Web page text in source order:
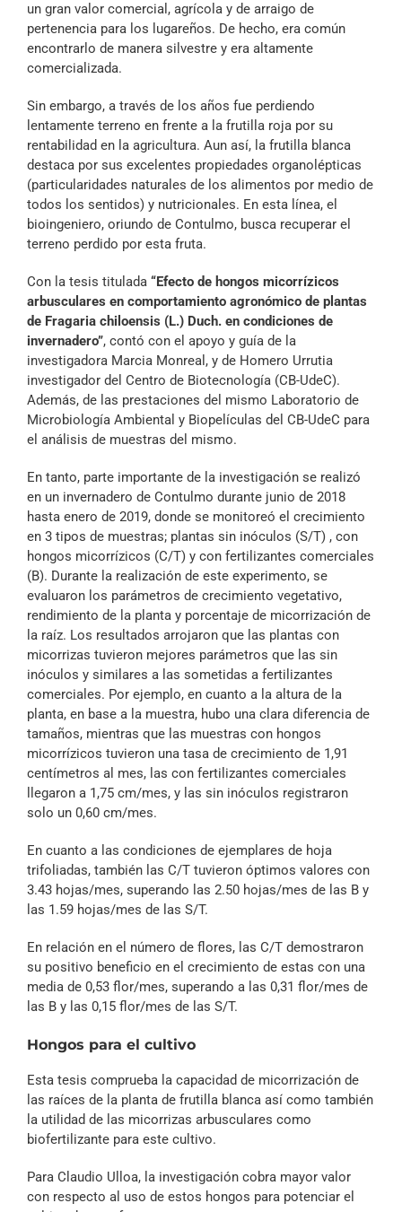
un gran valor comercial, agrícola y de arraigo de
pertenencia para los lugareños. De hecho, era común
encontrarlo de manera silvestre y era altamente
comercializada.
Sin embargo, a través de los años fue perdiendo
lentamente terreno en frente a la frutilla roja por su
rentabilidad en la agricultura. Aun así, la frutilla blanca
destaca por sus excelentes propiedades organolépticas
(particularidades naturales de los alimentos por medio de
todos los sentidos) y nutricionales. En esta línea, el
bioingeniero, oriundo de Contulmo, busca recuperar el
terreno perdido por esta fruta.
Con la tesis titulada “Efecto de hongos micorrízicos
arbusculares en comportamiento agronómico de plantas
de Fragaria chiloensis (L.) Duch. en condiciones de
invernadero”, contó con el apoyo y guía de la
investigadora Marcia Monreal, y de Homero Urrutia
investigador del Centro de Biotecnología (CB-UdeC).
Además, de las prestaciones del mismo Laboratorio de
Microbiología Ambiental y Biopelículas del CB-UdeC para
el análisis de muestras del mismo.
En tanto, parte importante de la investigación se realizó
en un invernadero de Contulmo durante junio de 2018
hasta enero de 2019, donde se monitoreó el crecimiento
en 3 tipos de muestras; plantas sin inóculos (S/T) , con
hongos micorrízicos (C/T) y con fertilizantes comerciales
(B). Durante la realización de este experimento, se
evaluaron los parámetros de crecimiento vegetativo,
rendimiento de la planta y porcentaje de micorrización de
la raíz. Los resultados arrojaron que las plantas con
micorrizas tuvieron mejores parámetros que las sin
inóculos y similares a las sometidas a fertilizantes
comerciales. Por ejemplo, en cuanto a la altura de la
planta, en base a la muestra, hubo una clara diferencia de
tamaños, mientras que las muestras con hongos
micorrízicos tuvieron una tasa de crecimiento de 1,91
centímetros al mes, las con fertilizantes comerciales
llegaron a 1,75 cm/mes, y las sin inóculos registraron
solo un 0,60 cm/mes.
En cuanto a las condiciones de ejemplares de hoja
trifoliadas, también las C/T tuvieron óptimos valores con
3.43 hojas/mes, superando las 2.50 hojas/mes de las B y
las 1.59 hojas/mes de las S/T.
En relación en el número de flores, las C/T demostraron
su positivo beneficio en el crecimiento de estas con una
media de 0,53 flor/mes, superando a las 0,31 flor/mes de
las B y las 0,15 flor/mes de las S/T.
Hongos para el cultivo
Esta tesis comprueba la capacidad de micorrización de
las raíces de la planta de frutilla blanca así como también
la utilidad de las micorrizas arbusculares como
biofertilizante para este cultivo.
Para Claudio Ulloa, la investigación cobra mayor valor
con respecto al uso de estos hongos para potenciar el